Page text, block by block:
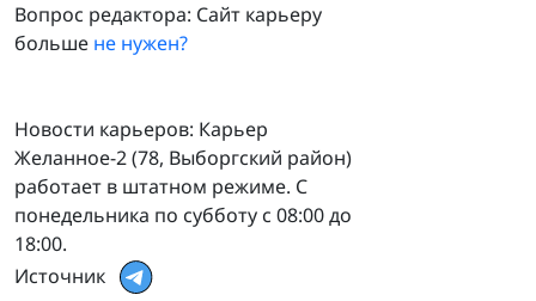
Вопрос редактора: Сайт карьеру
больше не нужен?
Новости карьеров: Карьер
Желанное-2 (78, Выборгский район)
работает в штатном режиме. С
понедельника по субботу с 08:00 до
18:00.
Источник